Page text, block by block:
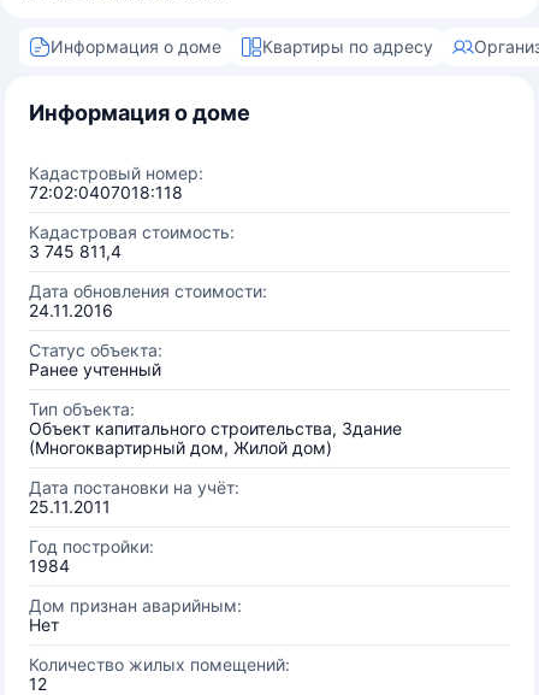
Информация о доме Квартиры по адресу
Информация о доме
Кадастровый номер:
72:02:0407018:118
Кадастровая стоимость:
3 745 811,4
Дата обновления стоимости:
24.11.2016
Статус объекта:
Ранее учтенный
Тип объекта:
Объект капитального строительства, Здание
(Многоквартирный дом, Жилой дом)
Дата постановки на учёт:
25.11.2011
Год постройки:
1984
Дом признан аварийным:
Нет
Количество жилых помещений:
12